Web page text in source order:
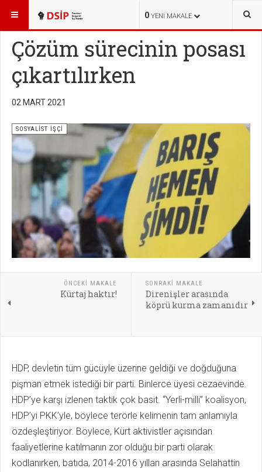
0 YENI MAKALE
BURADASINIZ: YAYINLAR SOSYALİST İŞÇİ
Çözüm sürecinin posası
çıkartılırken
02 MART 2021
SOSYALİST İŞÇİ
ÖNCEKI MAKALE
Kürtaj haktır!
SONRAKI MAKALE
Direnişler arasında
köprü kurma zamanıdır
HDP, devletin tüm gücüyle üzerine geldiği ve doğduğuna
pişman etmek istediği bir parti. Binlerce üyesi cezaevinde.
HDP’ye karşı izlenen taktik çok basit. “Yerli-milli” koalisyon,
HDP’yi PKK’yle, böylece terörle kelimenin tam anlamıyla
özdeşleştiriyor. Böylece, Kürt aktivistler açısından
faaliyetlerine katılmanın zor olduğu bir parti olarak
kodlanırken, batıda, 2014-2016 yılları arasında Selahattin